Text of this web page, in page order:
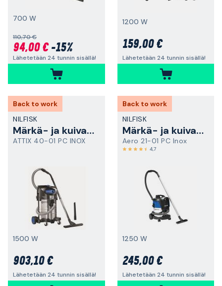
700 W
110,70 €
94,00 €-15%
Lähetetään 24 tunnin sisällä!
1200 W
159,00 €
Lähetetään 24 tunnin sisällä!
Back to work
NILFISK
Märkä- ja kuivaimuri
ATTIX 40-01 PC INOX
1500 W
903,10 €
Lähetetään 24 tunnin sisällä!
Back to work
NILFISK
Märkä- ja kuivaimuri
Aero 21-01 PC Inox
4,7
1250 W
245,00 €
Lähetetään 24 tunnin sisällä!